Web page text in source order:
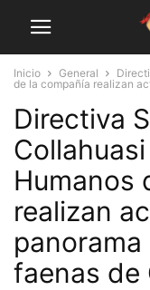
Inicio General
de la compañía realizan
Directiva
Humanos
realizan
panorama
faenas de